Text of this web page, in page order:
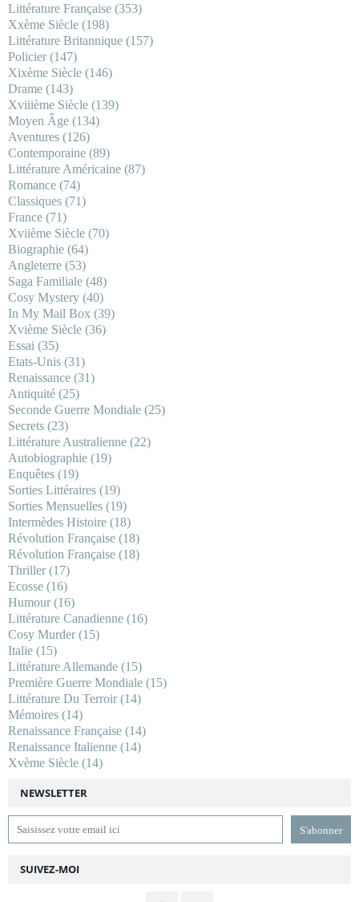
NEWSLETTER
SUIVEZ-MOI
Littérature Française (353)
Xxème Siècle (198)
Littérature Britannique (157)
Policier(147)
Xixème Siècle (146)
Drame (143)
Xviiième Siècle (139)
Moyen Âge (134)
Aventures (126)
Contemporaine (89)
Littérature Américaine (87)
Romance (74)
Classiques (71)
France (71)
Xviième Siècle (70)
Biographie (64)
Angleterre (53)
Saga Familiale (48)
Cosy Mystery (40)
In My Mail Box (39)
Xvième Siècle (36)
Essai (35)
Etats-Unis (31)
Renaissance (31)
Antiquité (25)
Seconde Guerre Mondiale (25)
Secrets (23)
Littérature Australienne (22)
Autobiographie (19)
Enquêtes (19)
Sorties Littéraires (19)
Sorties Mensuelles (19)
Intermèdes Histoire (18)
Révolution Française (18)
Révolution Française (18)
Thriller(17)
Ecosse (16)
Humour(16)
Littérature Canadienne (16)
Cosy Murder(15)
Italie (15)
Littérature Allemande (15)
Première Guerre Mondiale (15)
Littérature Du Terroir(14)
Mémoires (14)
Renaissance Française (14)
Renaissance Italienne (14)
Xvème Siècle (14)